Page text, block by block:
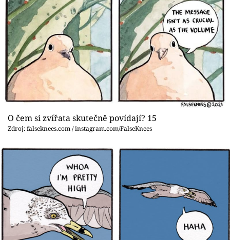
O čem si zvířata skutečně povídají? 15
Zdroj: falseknees.com / instagram.com/FalseKnees